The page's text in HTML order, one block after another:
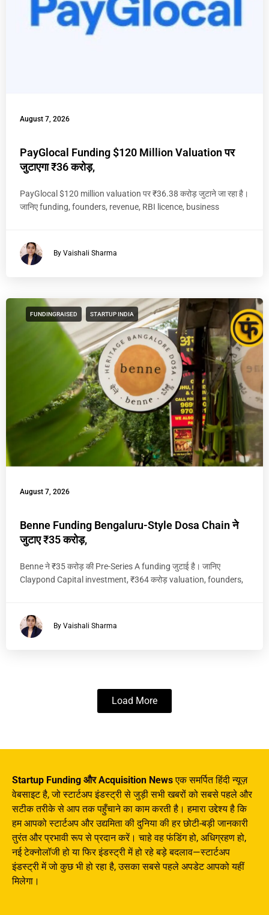
August 7, 2026
PayGlocal Funding $120 Million Valuation पर
जुटाएगा ₹36 करोड़,
PayGlocal $120 million valuation पर ₹36.38 करोड़ जुटाने जा रहा है।
जानिए funding, founders, revenue, RBI licence, business
By Vaishali Sharma
FUNDINGRAISED STARTUP INDIA
August 7, 2026
Benne Funding Bengaluru-Style Dosa Chain ने
जुटाए ₹35 करोड़,
Benne ने ₹35 करोड़ की Pre-Series A funding जुटाई है। जानिए
Claypond Capital investment, ₹364 करोड़ valuation, founders,
By Vaishali Sharma
Load More
Startup Funding और Acquisition Newsएक समर्पित हिंदी न्यूज़
वेबसाइट है, जो स्टार्टअप इंडस्ट्री से जुड़ी सभी खबरों को सबसे पहले और
सटीक तरीके से आप तक पहुँचाने का काम करती है। हमारा उद्देश्य है कि
हम आपको स्टार्टअप और उद्यमिता की दुनिया की हर छोटी-बड़ी जानकारी
तुरंत और प्रभावी रूप से प्रदान करें। चाहे वह फंडिंग हो, अधिग्रहण हो,
नई टेक्नोलॉजी हो या फिर इंडस्ट्री में हो रहे बड़े बदलाव—स्टार्टअप
इंडस्ट्री में जो कुछ भी हो रहा है, उसका सबसे पहले अपडेट आपको यहीं
मिलेगा।